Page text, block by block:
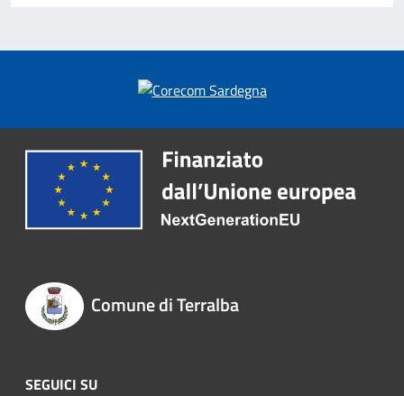
Comune di Terralba
SEGUICI SU